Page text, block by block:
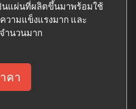
นแผ่นที่ผลิตขึ้นมาพร้อมใช้
วามแข็งแรงมาก และ
ำนวนมาก
คา